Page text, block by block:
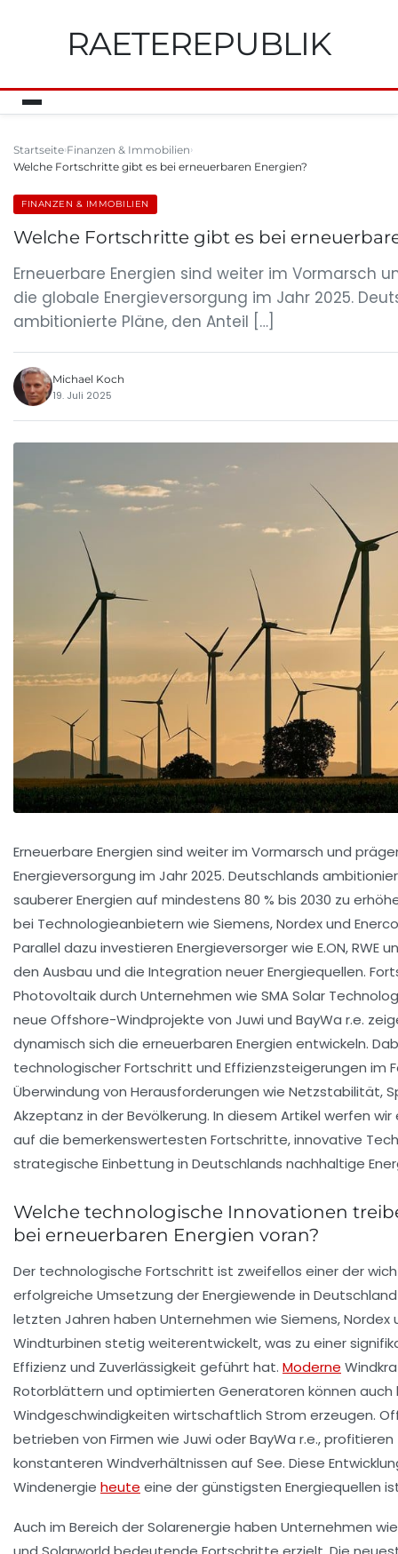
RAETEREPUBLIK
Startseite Finanzen & Immobilien
Welche Fortschritte gibt es bei erneuerbaren Energien?
FINANZEN & IMMOBILIEN
Welche Fortschritte gibt es bei
Erneuerbare Energien sind weiter im Vormarsch
die globale Energieversorgung im Jahr 2025.
ambitionierte Pläne, den Anteil […]
Michael Koch
19. Juli 2025
Erneuerbare Energien sind weiter im Vormarsch und
Energieversorgung im Jahr 2025. Deutschlands
sauberer Energien auf mindestens 80 % bis 2030 zu
bei Technologieanbietern wie Siemens, Nordex und
Parallel dazu investieren Energieversorger wie E.ON, RWE
den Ausbau und die Integration neuer Energiequellen.
Photovoltaik durch Unternehmen wie SMA Solar
neue Offshore-Windprojekte von Juwi und BayWa r.e.
dynamisch sich die erneuerbaren Energien entwickeln.
technologischer Fortschritt und Effizienzsteigerungen im
Überwindung von Herausforderungen wie Netzstabilität,
Akzeptanz in der Bevölkerung. In diesem Artikel werfen
auf die bemerkenswertesten Fortschritte, innovative
strategische Einbettung in Deutschlands nachhaltige
Welche technologische Innovationen
bei erneuerbaren Energien voran?
Der technologische Fortschritt ist zweifellos einer der
erfolgreiche Umsetzung der Energiewende in
letzten Jahren haben Unternehmen wie Siemens, Nordex
Windturbinen stetig weiterentwickelt, was zu einer
Effizienz und Zuverlässigkeit geführt hat. Moderne
Rotorblättern und optimierten Generatoren können auch
Windgeschwindigkeiten wirtschaftlich Strom erzeugen.
betrieben von Firmen wie Juwi oder BayWa r.e.,
konstanteren Windverhältnissen auf See. Diese
Windenergie heute eine der günstigsten Energiequellen
Auch im Bereich der Solarenergie haben Unternehmen